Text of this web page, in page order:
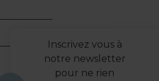
Inscrivez vous à
notre newsletter
pour ne rien